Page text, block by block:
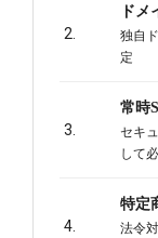
2.
ドメ
独自
定
3.
常時
セキ
して
4.
特定
法令